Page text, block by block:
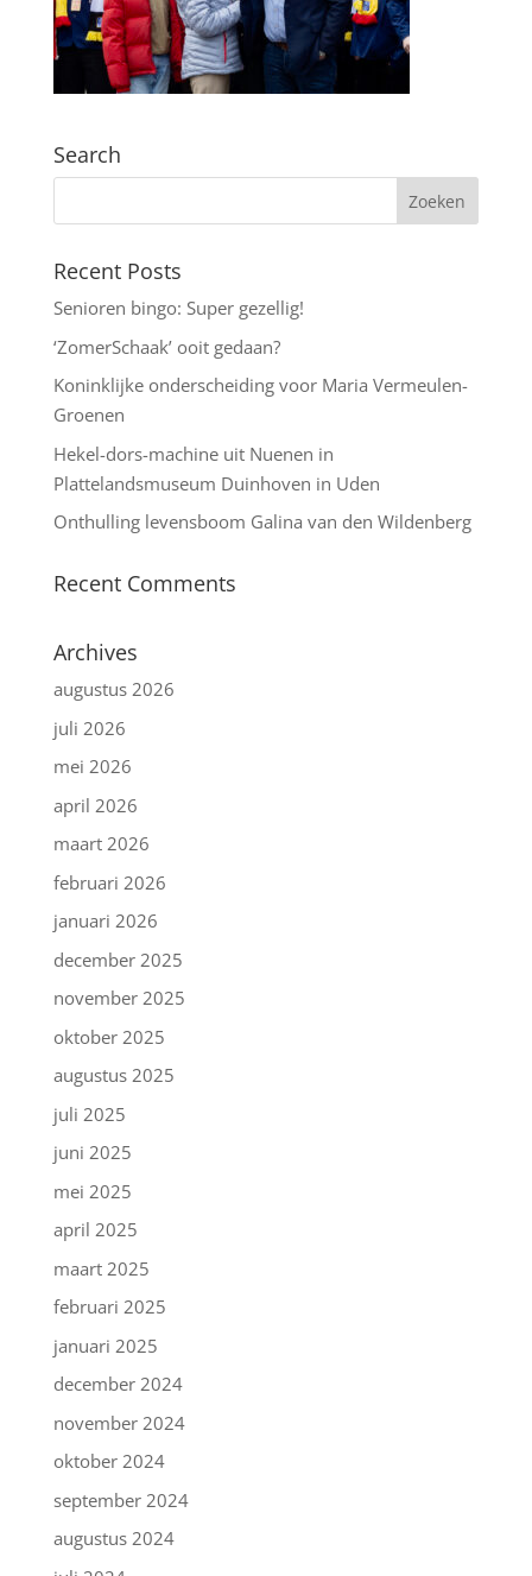
Search
Recent Posts
Senioren bingo: Super gezellig!
‘ZomerSchaak’ ooit gedaan?
Koninklijke onderscheiding voor Maria Vermeulen-
Groenen
Hekel-dors-machine uit Nuenen in
Plattelandsmuseum Duinhoven in Uden
Onthulling levensboom Galina van den Wildenberg
Recent Comments
Archives
augustus 2026
juli 2026
mei 2026
april 2026
maart 2026
februari 2026
januari 2026
december 2025
november 2025
oktober 2025
augustus 2025
juli 2025
juni 2025
mei 2025
april 2025
maart 2025
februari 2025
januari 2025
december 2024
november 2024
oktober 2024
september 2024
augustus 2024